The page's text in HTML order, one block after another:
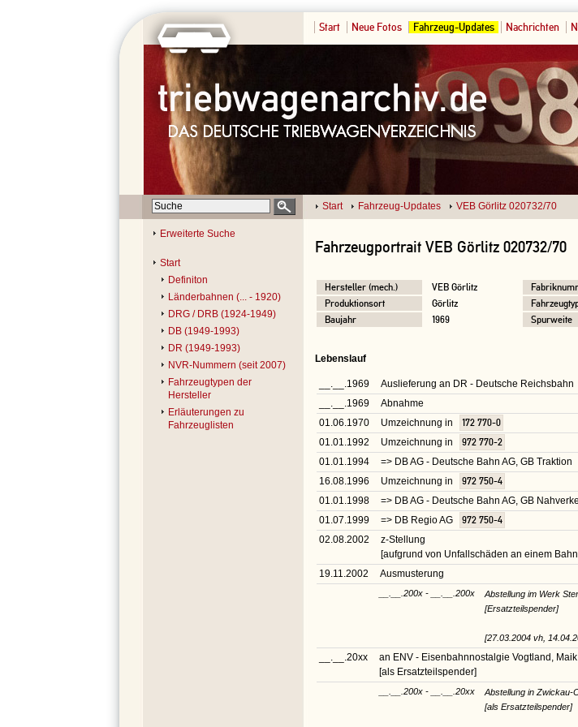
Start Neue Fotos Fahrzeug-Updates Nachrichten
Start Fahrzeug-Updates VEB Görlitz 020732/70
Erweiterte Suche
Start
Definiton
Länderbahnen (... - 1920)
DRG / DRB (1924-1949)
DB (1949-1993)
DR (1949-1993)
NVR-Nummern (seit 2007)
Fahrzeugtypen der
Hersteller
Erläuterungen zu
Fahrzeuglisten
Fahrzeugportrait VEB Görlitz 020732/70
Hersteller (mech.) VEB Görlitz
Produktionsort
Görlitz
Baujahr
1969 Spurweite
Lebenslauf
__.__.1969 Auslieferung an DR - Deutsche Reichsbahn
__.__.1969
Abnahme
01.06.1970
Umzeichnung in
172 770-0
01.01.1992
Umzeichnung in
972 770-2
01.01.1994
=> DB AG - Deutsche Bahn AG, GB Traktion
16.08.1996
Umzeichnung in
972 750-4
01.01.1998
=> DB AG - Deutsche Bahn AG, GB
01.07.1999
=> DB Regio AG
972 750-4
02.08.2002
z-Stellung
[aufgrund von Unfallschäden an einem
19.11.2002
Ausmusterung
__.__.200x - __.__.200x
Abstellung im Werk
[Ersatzteilspender]
[27.03.2004 vh,
__.__.20xx an ENV - Eisenbahnnostalgie Vogtland,
[als Ersatzteilspender]
__.__.200x - __.__.20xx
Abstellung in Zwickau-
[als Ersatzteilspender]